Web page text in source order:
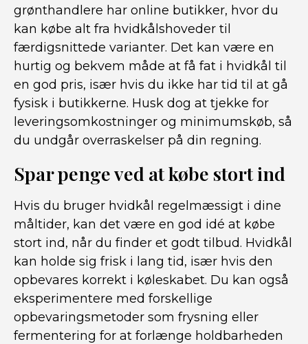
grønthandlere har online butikker, hvor du
kan købe alt fra hvidkålshoveder til
færdigsnittede varianter. Det kan være en
hurtig og bekvem måde at få fat i hvidkål til
en god pris, især hvis du ikke har tid til at gå
fysisk i butikkerne. Husk dog at tjekke for
leveringsomkostninger og minimumskøb, så
du undgår overraskelser på din regning.
Spar penge ved at købe stort ind
Hvis du bruger hvidkål regelmæssigt i dine
måltider, kan det være en god idé at købe
stort ind, når du finder et godt tilbud. Hvidkål
kan holde sig frisk i lang tid, især hvis den
opbevares korrekt i køleskabet. Du kan også
eksperimentere med forskellige
opbevaringsmetoder som frysning eller
fermentering for at forlænge holdbarheden